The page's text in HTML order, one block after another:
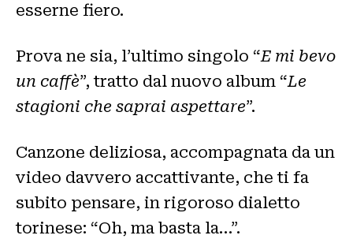
esserne fiero.
Prova ne sia, l’ultimo singolo “E mi bevo
un caffè”, tratto dal nuovo album “Le
stagioni che saprai aspettare”.
Canzone deliziosa, accompagnata da un
video davvero accattivante, che ti fa
subito pensare, in rigoroso dialetto
torinese: “Oh, ma basta la…”.